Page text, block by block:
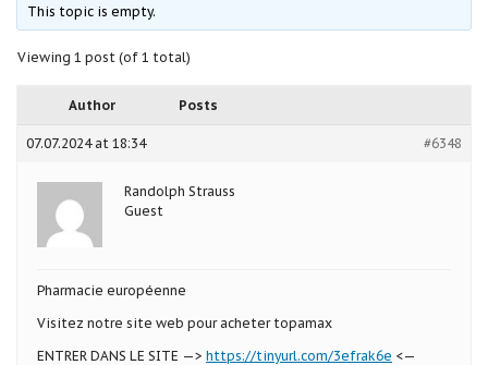
This topic is empty.
Viewing 1 post (of 1 total)
Author Posts
07.07.2024 at 18:34 #6348
Randolph Strauss
Guest
Pharmacie européenne
Visitez notre site web pour acheter topamax
ENTRER DANS LE SITE —> https://tinyurl.com/3efrak6e <—